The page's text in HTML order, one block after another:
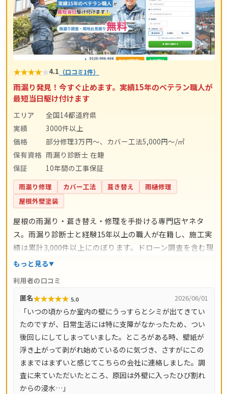
★★★★★4.1 （口コミ1件）
雨漏り発見！今すぐ止めます。実績15年のベテラン職人が
最短当日駆け付けます
エリア
全国14都道府県
実績
3000件以上
価格
部分修理3万円～、カバー工法5,000円～/㎡
保有資格 雨漏り診断士 在籍
保証
10年間の工事保証
雨漏り修理 カバー工法 葺き替え
雨樋修理
屋根外壁塗装
屋根の雨漏り・葺き替え・修理を手掛ける専門店ヤネタ
ス。雨漏り診断士と経験15年以上の職人が在籍し、施工実
績は累計3,000件以上にのぼります。ドローン調査を含む現
地調査・お見積り・出張費は無料。瓦ずれ直し1,500円〜/
㎡と料金の目安が明確で、自社職人の直接施工により中間
マージンがかかりません。施工後は10年間の工事保証付
き。東京都・神奈川県・埼玉県・千葉県・茨城県・栃木
県・群馬県など全国14都道府県に対応し、LINE・メールは
24時間受付、最短当日にお伺いします。
もっと見る
利用者の口コミ
匿名★★★★★ 5.0 2026/06/01
「いつの頃からか室内の壁にうっすらとシミが出てきてい
たのですが、日常生活には特に支障がなかったため、つい
後回しにしてしまっていました。ところがある時、壁紙が
浮き上がって剥がれ始めているのに気づき、さすがにこの
ままではまずいと感じてこちらの会社に連絡しました。調
査に来ていただいたところ、原因は外壁に入ったひび割れ
からの浸水…」